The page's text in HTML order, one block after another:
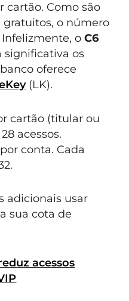
cartão. Como são
o número
Infelizmente, oC6
significativa os
oferece
(LK).
cartão (titular ou
acessos.
conta. Cada
adicionais usar
sua cota de
acessos